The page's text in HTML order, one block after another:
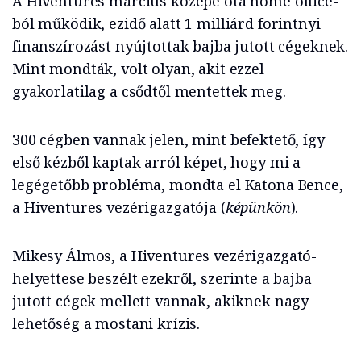
ból működik, ezidő alatt 1 milliárd forintnyi
finanszírozást nyújtottak bajba jutott cégeknek.
Mint mondták, volt olyan, akit ezzel
gyakorlatilag a csődtől mentettek meg.
300 cégben vannak jelen, mint befektető, így
első kézből kaptak arról képet, hogy mi a
legégetőbb probléma, mondta el Katona Bence,
a Hiventures vezérigazgatója (képünkön).
Mikesy Álmos, a Hiventures vezérigazgató-
helyettese beszélt ezekről, szerinte a bajba
jutott cégek mellett vannak, akiknek nagy
lehetőség a mostani krízis.